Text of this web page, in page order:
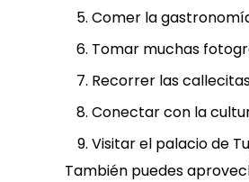
Comer la
Tomar muchas
Recorrer las
Conectar con la
Visitar el palacio de
También puedes